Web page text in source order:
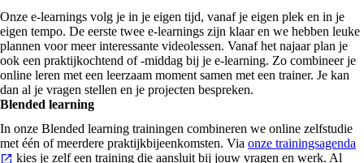
Onze e-learnings volg je in je eigen tijd, vanaf je eigen plek en in je
eigen tempo. De eerste twee e-learnings zijn klaar en we hebben leuke
plannen voor meer interessante videolessen. Vanaf het najaar plan je
ook een praktijkochtend of -middag bij je e-learning. Zo combineer je
online leren met een leerzaam moment samen met een trainer. Je kan
dan al je vragen stellen en je projecten bespreken.
Blended learning
In onze Blended learning trainingen combineren we online zelfstudie
met één of meerdere praktijkbijeenkomsten. Via onze trainingsagenda
kies je zelf een training die aansluit bij jouw vragen en werk. Al